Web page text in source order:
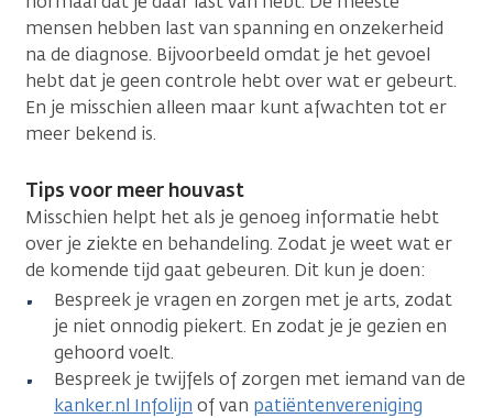
mensen hebben last van spanning en onzekerheid
na de diagnose. Bijvoorbeeld omdat je het gevoel
hebt dat je geen controle hebt over wat er gebeurt.
En je misschien alleen maar kunt afwachten tot er
meer bekend is.
Tips voor meer houvast
Misschien helpt het als je genoeg informatie hebt
over je ziekte en behandeling. Zodat je weet wat er
de komende tijd gaat gebeuren. Dit kun je doen:
Bespreek je vragen en zorgen met je arts, zodat
je niet onnodig piekert. En zodat je je gezien en
gehoord voelt.
Bespreek je twijfels of zorgen met iemand van de
kanker.nl Infolijn of van patiëntenvereniging